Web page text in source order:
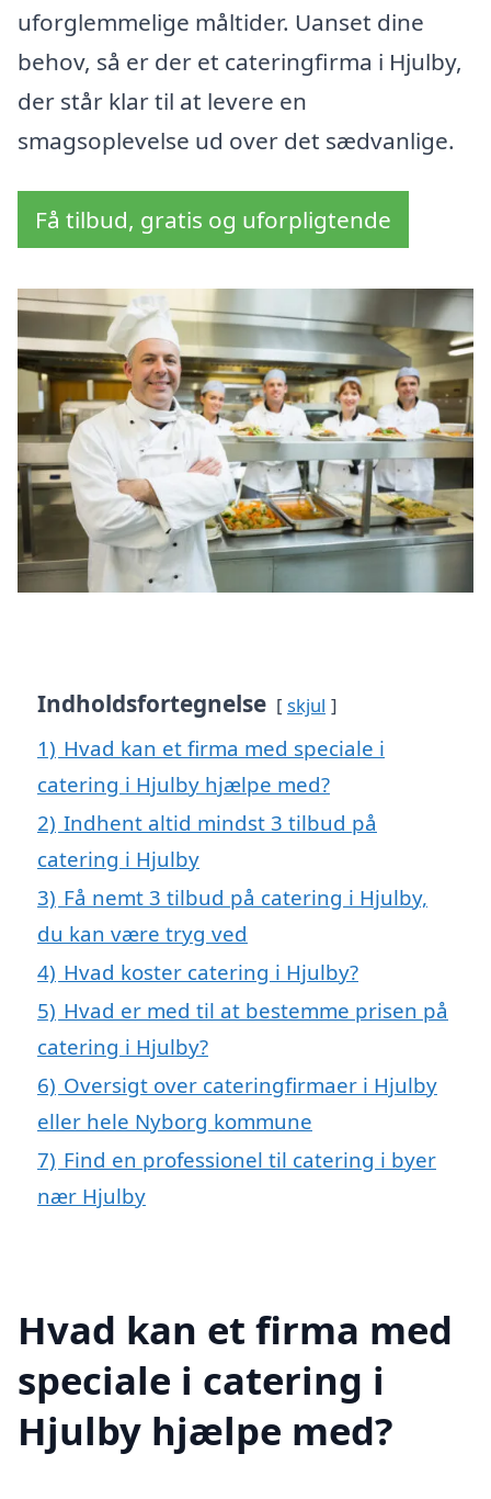
uforglemmelige måltider. Uanset dine
behov, så er der et cateringfirma i Hjulby,
der står klar til at levere en
smagsoplevelse ud over det sædvanlige.
Få tilbud, gratis og uforpligtende
Indholdsfortegnelse skjul
1) Hvad kan et firma med speciale i
catering i Hjulby hjælpe med?
2) Indhent altid mindst 3 tilbud på
catering i Hjulby
3) Få nemt 3 tilbud på catering i Hjulby,
du kan være tryg ved
4) Hvad koster catering i Hjulby?
5) Hvad er med til at bestemme prisen på
catering i Hjulby?
6) Oversigt over cateringfirmaer i Hjulby
eller hele Nyborg kommune
7) Find en professionel til catering i byer
nær Hjulby
Hvad kan et firma med
speciale i catering i
Hjulby hjælpe med?